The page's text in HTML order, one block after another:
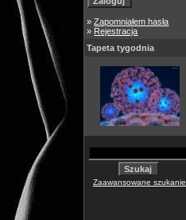
»Zapomniałem hasła
» Rejestracja
Tapeta tygodnia
Zaawansowane szukanie